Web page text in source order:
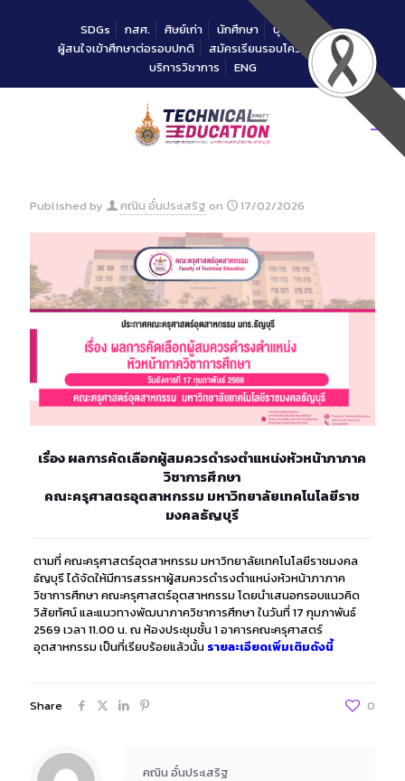
SDGs กสศ. ศิษย์เก่า นักศึกษา
บุคลากร
ผู้สนใจเข้าศึกษาต่อรอบปกติ
สมัครเรียนรอบโควตาคณะ
บริการวิชาการ
ENG
Published by คณิน อั๋นประเสริฐ on 17/02/2026
เรื่อง ผลการคัดเลือกผู้สมควรดำรงตำแหน่งหัวหน้าภาภาค
วิชาการศึกษา
คณะครุศาสตรอุตสาหกรรม มหาวิทยาลัยเทคโนโลยีราช
มงคลธัญบุรี
ตามที่ คณะครุศาสตร์อุตสาหกรรม มหาวิทยาลัยเทคโนโลยีราชมงคล
ธัญบุรี ได้จัดให้มีการสรรหาผู้สมควรดำรงตำแหน่งหัวหน้าภาภาค
วิชาการศึกษา คณะครุศาสตร์อุตสาหกรรม โดยนำเสนอกรอบแนวคิด
วิสัยทัศน์ และแนวทางพัฒนาภาควิชาการศึกษา ในวันที่ 17 กุมภาพันธ์
2569 เวลา 11.00 น. ณ ห้องประชุมชั้น 1 อาคารคณะครุศาสตร์
อุตสาหกรรม เป็นที่เรียบร้อยแล้วนั้นรายละเอียดเพิ่มเติมดังนี้
Share 0
คณิน อั๋นประเสริฐ